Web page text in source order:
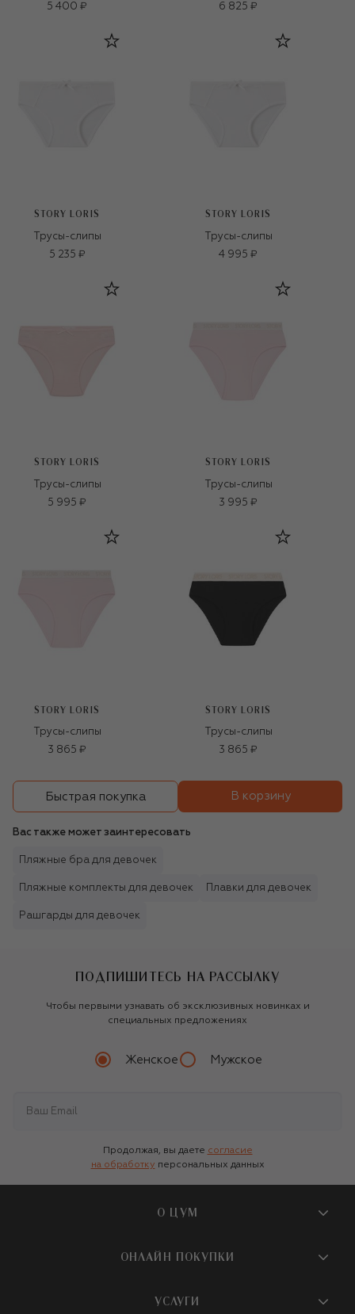
5 400 ₽
6 825 ₽
STORY LORIS
Трусы-слипы
5 235 ₽
STORY LORIS
Трусы-слипы
4 995 ₽
STORY LORIS
Трусы-слипы
5 995 ₽
STORY LORIS
Трусы-слипы
3 995 ₽
STORY LORIS
Трусы-слипы
3 865 ₽
STORY LORIS
Трусы-слипы
3 865 ₽
Быстрая покупка В корзину
Вас также может заинтересовать
Пляжные бра для девочек
Пляжные комплекты для девочек Плавки для девочек
Рашгарды для девочек
ПОДПИШИТЕСЬ НА РАССЫЛКУ
Чтобы первыми узнавать об эксклюзивных новинках и
специальных предложениях
Женское Мужское
Продолжая, вы даете согласие
на обработку персональных данных
О ЦУМ
О магазине
Бутики и ПВЗ ЦУМ
ОНЛАЙН ПОКУПКИ
УСЛУГИ